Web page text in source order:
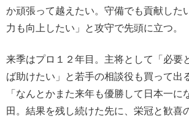
か頑張って越えたい。守備でも貢献した
力も向上したい」と攻守で先頭に立つ。
来季はプロ１２年目。主将として「必要
ば助けたい」と若手の相談役も買って出
「なんとかまた来年も優勝して日本一に
田。結果を残し続けた先に、栄冠と歓喜